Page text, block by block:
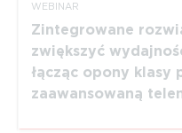
WEBINAR
Zintegrowane
zwiększyć
łącząc opony klasy
zaawansowaną